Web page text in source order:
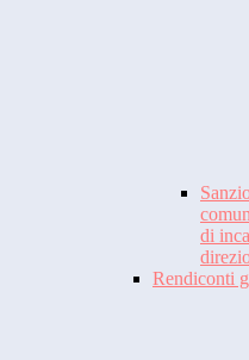
di
Rendiconti